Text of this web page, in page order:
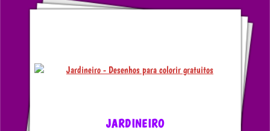
JARDINEIRO